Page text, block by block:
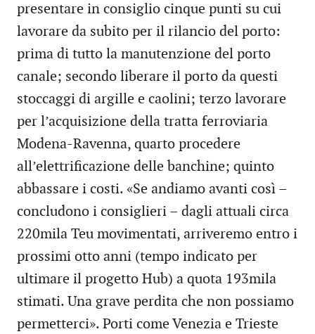
presentare in consiglio cinque punti su cui
lavorare da subito per il rilancio del porto:
prima di tutto la manutenzione del porto
canale; secondo liberare il porto da questi
stoccaggi di argille e caolini; terzo lavorare
per l’acquisizione della tratta ferroviaria
Modena-Ravenna, quarto procedere
all’elettrificazione delle banchine; quinto
abbassare i costi. «Se andiamo avanti così –
concludono i consiglieri – dagli attuali circa
220mila Teu movimentati, arriveremo entro i
prossimi otto anni (tempo indicato per
ultimare il progetto Hub) a quota 193mila
stimati. Una grave perdita che non possiamo
permetterci». Porti come Venezia e Trieste